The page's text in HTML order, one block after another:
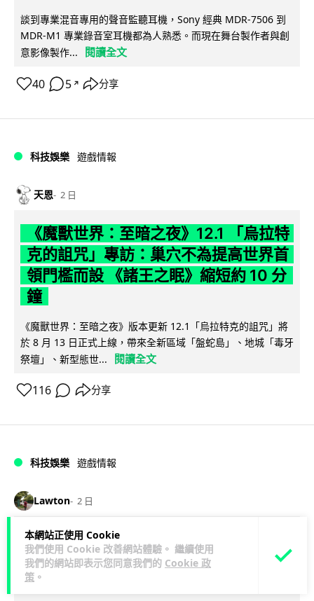
本網站正使用 Cookie
我們使用 Cookie 改善網站體驗。 繼續使用
我們的網站即表示您同意我們的 Cookie 政
策 。
談到專業混音專用的聲音監聽耳機，Sony 經典 MDR-7506 到
MDR-M1 專業錄音室耳機都為人熟悉。而現在舞台製作者與創
意影像製作...
閱讀全文
40 5 ↗ 分享
科技娛樂 遊戲情報
天恩 2 日
《魔獸世界：至暗之夜》12.1 「烏拉特
克的詛咒」專訪：巢穴不為提高世界首
領門檻而設 《諸王之眠》縮短約 10 分
鐘
《魔獸世界：至暗之夜》版本更新 12.1「烏拉特克的詛咒」將
於 8 月 13 日正式上線，帶來全新區域「盤蛇島」、地城「毒牙
祭壇」、新型態世...
閱讀全文
116 分享
科技娛樂 遊戲情報
Lawton 2 日
日本二手遊戲店減 90% 門市 業績反增
四成 "懷舊"在 Z 世代變成最潮「新鮮
感」